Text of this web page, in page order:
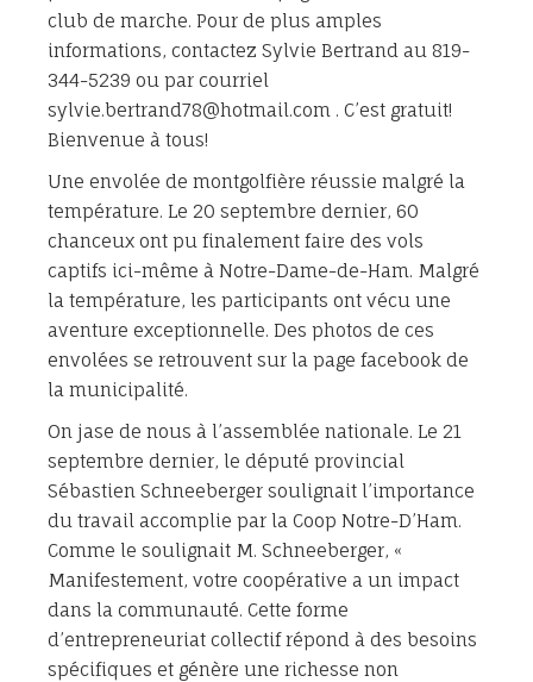
club de marche. Pour de plus amples
informations, contactez Sylvie Bertrand au 819-
344-5239 ou par courriel
sylvie.bertrand78@hotmail.com . C’est gratuit!
Bienvenue à tous!
Une envolée de montgolfière réussie malgré la
température. Le 20 septembre dernier, 60
chanceux ont pu finalement faire des vols
captifs ici-même à Notre-Dame-de-Ham. Malgré
la température, les participants ont vécu une
aventure exceptionnelle. Des photos de ces
envolées se retrouvent sur la page facebook de
la municipalité.
On jase de nous à l’assemblée nationale. Le 21
septembre dernier, le député provincial
Sébastien Schneeberger soulignait l’importance
du travail accomplie par la Coop Notre-D’Ham.
Comme le soulignait M. Schneeberger, «
Manifestement, votre coopérative a un impact
dans la communauté. Cette forme
d’entrepreneuriat collectif répond à des besoins
spécifiques et génère une richesse non